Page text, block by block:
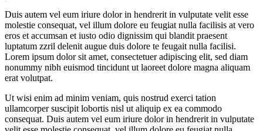
Duis autem vel eum iriure dolor in hendrerit in vulputate velit esse
molestie consequat, vel illum dolore eu feugiat nulla facilisis at vero
eros et accumsan et iusto odio dignissim qui blandit praesent
luptatum zzril delenit augue duis dolore te feugait nulla facilisi.
Lorem ipsum dolor sit amet, consectetuer adipiscing elit, sed diam
nonummy nibh euismod tincidunt ut laoreet dolore magna aliquam
erat volutpat.
Ut wisi enim ad minim veniam, quis nostrud exerci tation
ullamcorper suscipit lobortis nisl ut aliquip ex ea commodo
consequat. Duis autem vel eum iriure dolor in hendrerit in vulputate